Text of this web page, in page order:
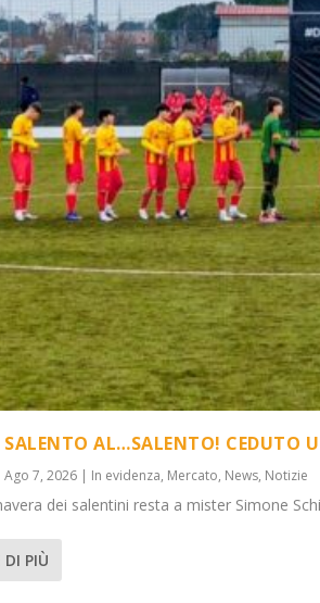
SALENTO AL…SALENTO! CEDUTO
Ago 7, 2026 | In evidenza, Mercato, News, Notizie
dei salentini resta a mister Simone
DI PIÙ